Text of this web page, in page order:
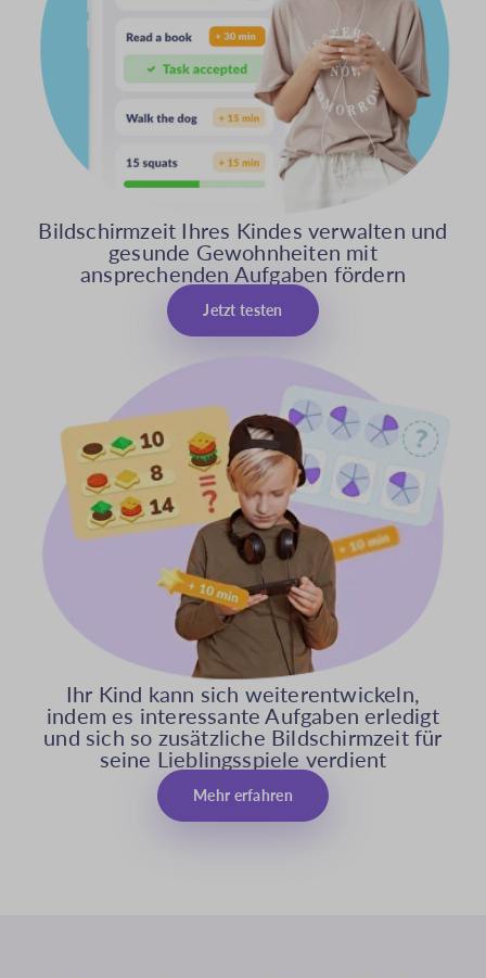
Bildschirmzeit Ihres Kindes verwalten und
gesunde Gewohnheiten mit
ansprechenden Aufgaben fördern
Jetzt testen
Ihr Kind kann sich weiterentwickeln,
indem es interessante Aufgaben erledigt
und sich so zusätzliche Bildschirmzeit für
seine Lieblingsspiele verdient
Mehr erfahren